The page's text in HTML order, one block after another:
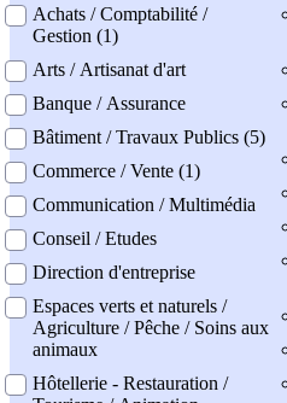
professionel
Achats / Comptabilité /
Gestion (1)
Arts / Artisanat d'art
Banque / Assurance
Bâtiment / Travaux Publics (5)
Commerce / Vente (1)
Communication / Multimédia
Conseil / Etudes
Direction d'entreprise
Espaces verts et naturels /
Agriculture / Pêche / Soins aux
animaux
Hôtellerie - Restauration /